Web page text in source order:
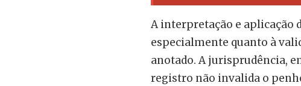
A interpretação e aplicação
especialmente quanto à
anotado. A jurisprudência,
registro não invalida o